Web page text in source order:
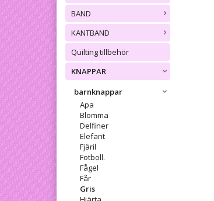
BAND
KANTBAND
Quilting tillbehör
KNAPPAR
barnknappar
Apa
Blomma
Delfiner
Elefant
Fjäril
Fotboll.
Fågel
Får
Gris